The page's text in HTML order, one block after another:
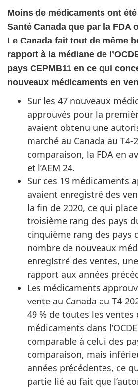
Moins de médicaments ont
Santé Canada que par la FDA
Le Canada fait tout de même
rapport à la médiane de
pays CEPMB11 en ce qui
nouveaux médicaments en
Sur les 47 nouveaux
approuvés pour la
avaient obtenu une
marché au Canada au T4-
comparaison, la FDA en
et l’AEM 24.
Sur ces 19 médicaments
avaient enregistré des
la fin de 2020, ce qui
troisième rang des pays
cinquième rang des pays
nombre de nouveaux
enregistré des ventes,
rapport aux années
Les médicaments
vente au Canada au T4-
49 % de toutes les ventes
médicaments dans
comparable à celui des
comparaison, mais
années précédentes, ce
partie lié au fait que